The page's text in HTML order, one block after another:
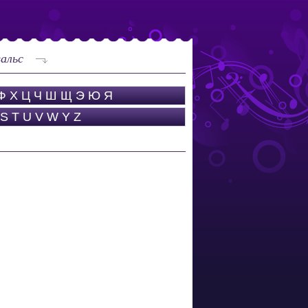
Х Ц Ч Ш Щ Э Ю Я
S T U V W Y Z